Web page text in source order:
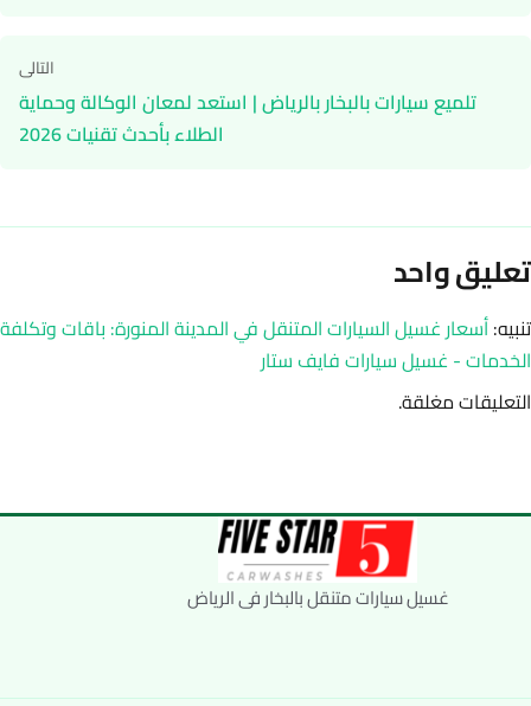
التالى
تلميع سيارات بالبخار بالرياض | استعد لمعان الوكالة وحماية
الطلاء بأحدث تقنيات 2026
تعليق واحد
تنبيه:أسعار غسيل السيارات المتنقل في المدينة المنورة: باقات وتكلفة
الخدمات - غسيل سيارات فايف ستار
التعليقات مغلقة.
غسيل سيارات متنقل بالبخار فى الرياض